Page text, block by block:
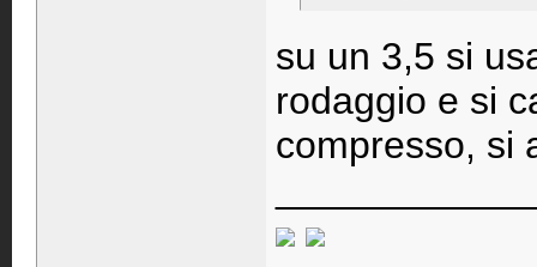
su un 3,5 si
rodaggio e si
compresso, si